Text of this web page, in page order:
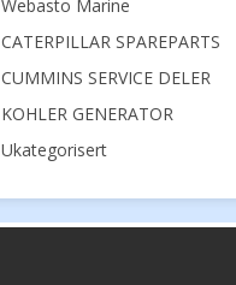
Webasto Marine
CATERPILLAR SPAREPARTS
CUMMINS SERVICE DELER
KOHLER GENERATOR
Ukategorisert